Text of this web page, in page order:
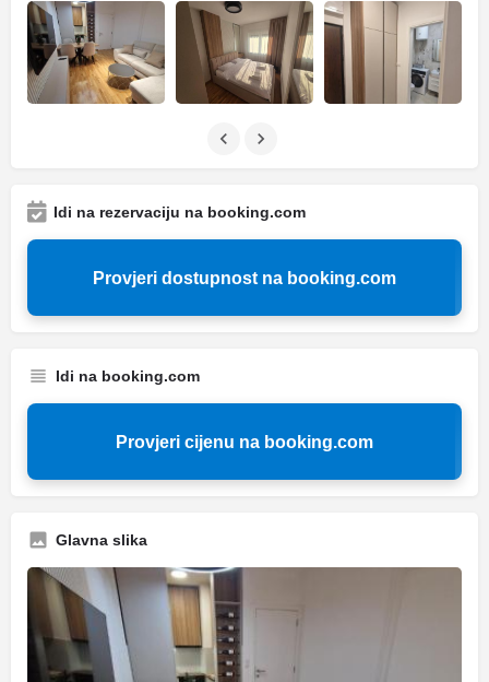
Idi na rezervaciju na booking.com
Provjeri dostupnost na booking.com
Idi na booking.com
Provjeri cijenu na booking.com
Glavna slika